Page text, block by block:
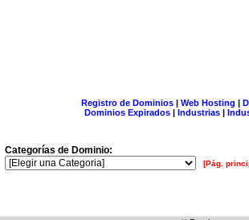
Registro de Dominios| Web Hosting |
Dominios Expirados | Industrias |
Categorías de Dominio:
[Pág.